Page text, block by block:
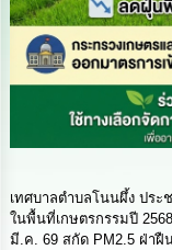
การ
เงิน
การ
คลัง
นโยบาย
Policy
เทศบาลตำบลโนนผึ้ง ปร
ในพื้นที่เกษตรกรรมปี
มี.ค. 69 สกัด PM2.5 ฝ่า